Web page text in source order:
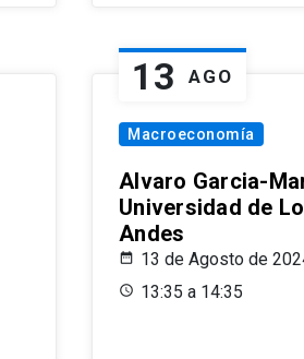
13 AGO
Macroeconomía
Alvaro Garcia-
Universidad de
Andes
13 de Agosto de
13:35 a 14:35